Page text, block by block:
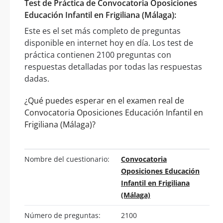
Test de Práctica de Convocatoria Oposiciones
Educación Infantil en Frigiliana (Málaga):
Este es el set más completo de preguntas
disponible en internet hoy en día. Los test de
práctica contienen 2100 preguntas con
respuestas detalladas por todas las respuestas
dadas.
¿Qué puedes esperar en el examen real de
Convocatoria Oposiciones Educación Infantil en
Frigiliana (Málaga)?
Nombre del cuestionario:
Convocatoria
Oposiciones Educación
Infantil en Frigiliana
(Málaga)
Número de preguntas: 2100